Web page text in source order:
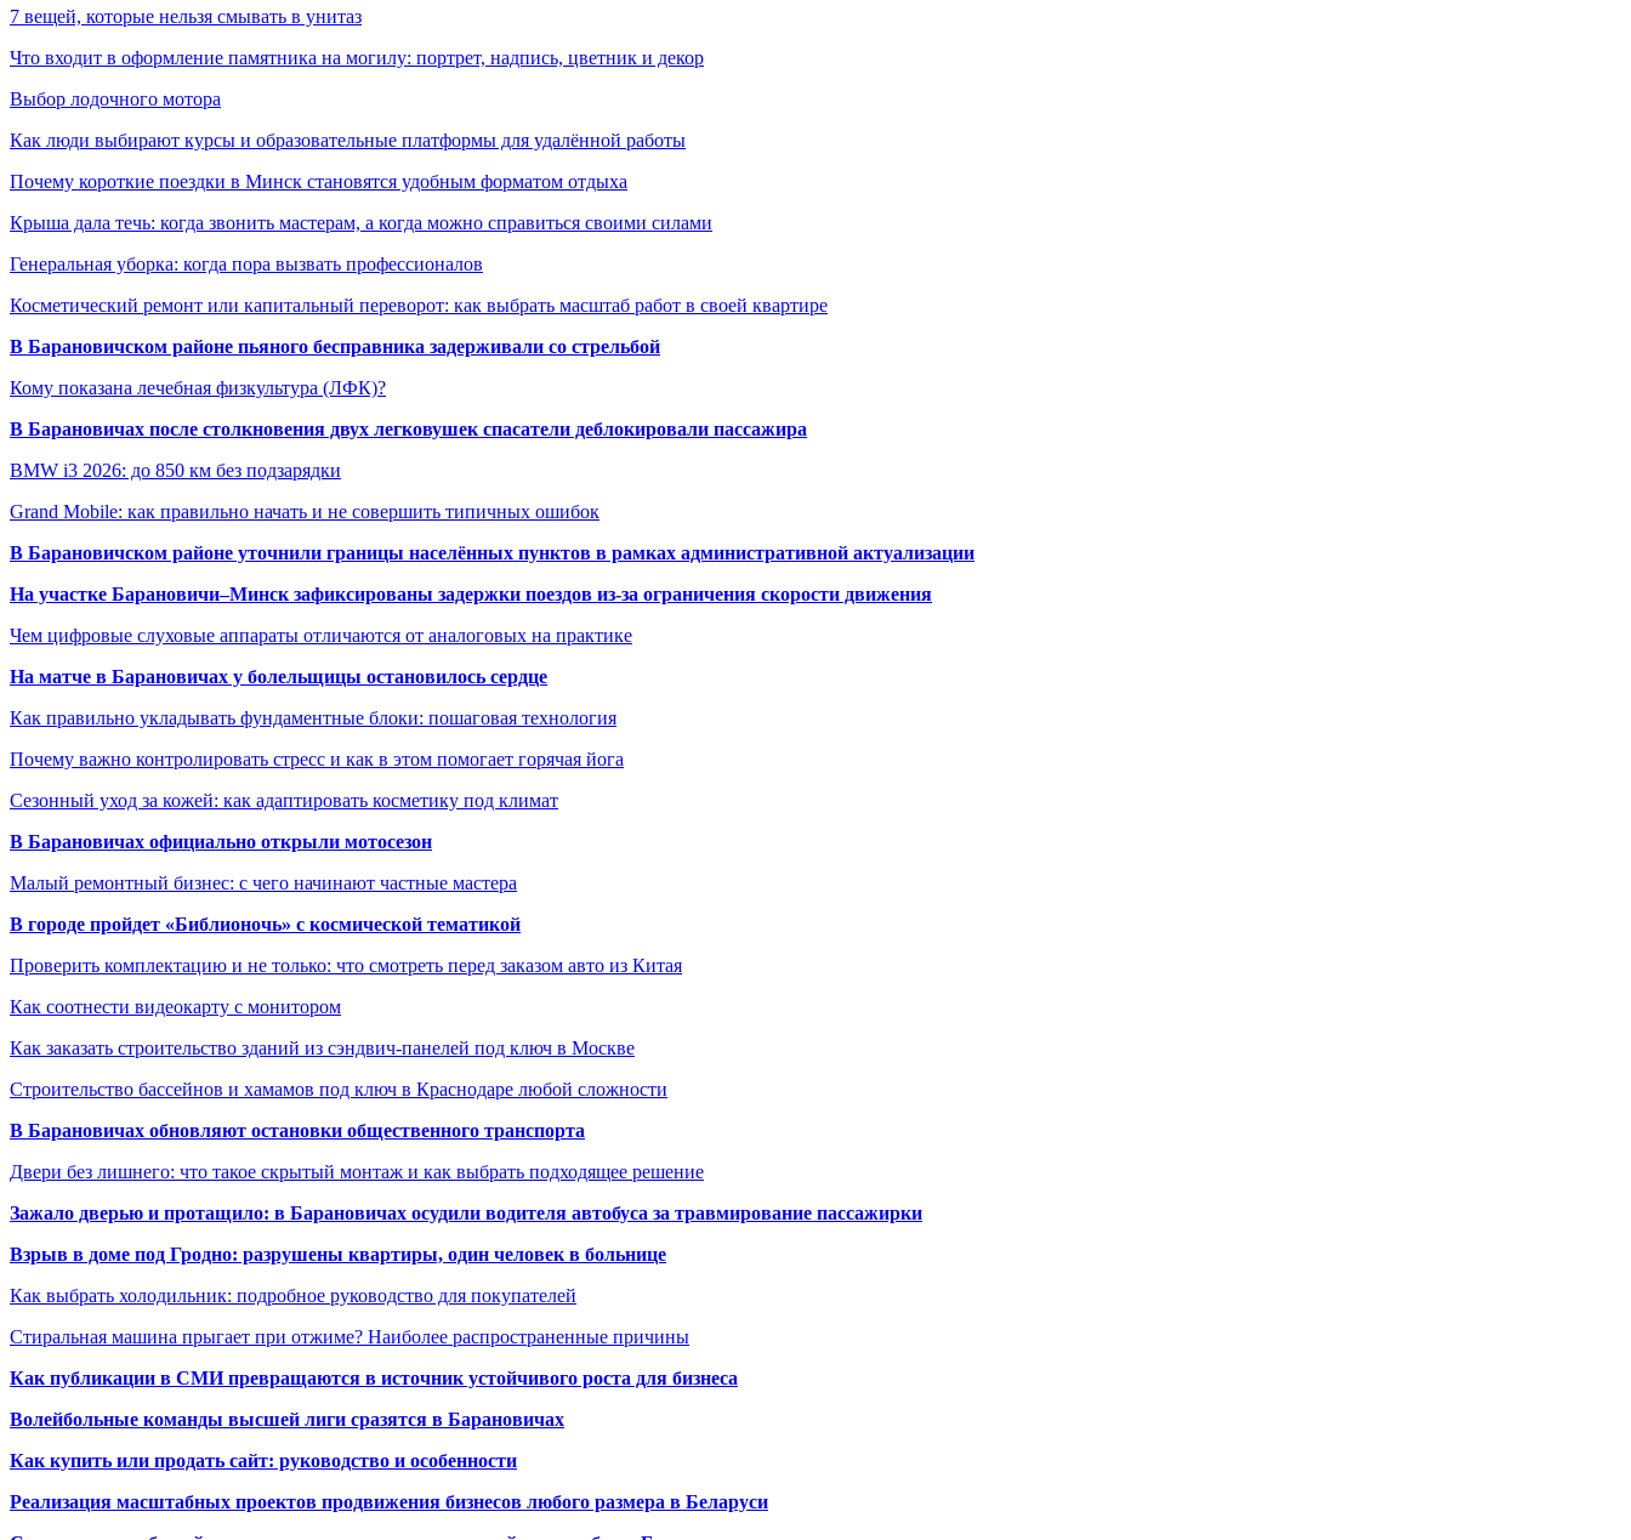
7 вещей, которые нельзя смывать в унитаз
Что входит в оформление памятника на могилу: портрет, надпись, цветник и декор
Выбор лодочного мотора
Как люди выбирают курсы и образовательные платформы для удалённой работы
Почему короткие поездки в Минск становятся удобным форматом отдыха
Крыша дала течь: когда звонить мастерам, а когда можно справиться своими силами
Генеральная уборка: когда пора вызвать профессионалов
Косметический ремонт или капитальный переворот: как выбрать масштаб работ в своей квартире
В Барановичском районе пьяного бесправника задерживали со стрельбой
Кому показана лечебная физкультура (ЛФК)?
В Барановичах после столкновения двух легковушек спасатели деблокировали пассажира
BMW i3 2026: до 850 км без подзарядки
Grand Mobile: как правильно начать и не совершить типичных ошибок
В Барановичском районе уточнили границы населённых пунктов в рамках административной актуализации
На участке Барановичи–Минск зафиксированы задержки поездов из-за ограничения скорости движения
Чем цифровые слуховые аппараты отличаются от аналоговых на практике
На матче в Барановичах у болельщицы остановилось сердце
Как правильно укладывать фундаментные блоки: пошаговая технология
Почему важно контролировать стресс и как в этом помогает горячая йога
Сезонный уход за кожей: как адаптировать косметику под климат
В Барановичах официально открыли мотосезон
Малый ремонтный бизнес: с чего начинают частные мастера
В городе пройдет «Библионочь» с космической тематикой
Проверить комплектацию и не только: что смотреть перед заказом авто из Китая
Как соотнести видеокарту с монитором
Как заказать строительство зданий из сэндвич-панелей под ключ в Москве
Строительство бассейнов и хамамов под ключ в Краснодаре любой сложности
В Барановичах обновляют остановки общественного транспорта
Двери без лишнего: что такое скрытый монтаж и как выбрать подходящее решение
Зажало дверью и протащило: в Барановичах осудили водителя автобуса за травмирование пассажирки
Взрыв в доме под Гродно: разрушены квартиры, один человек в больнице
Как выбрать холодильник: подробное руководство для покупателей
Стиральная машина прыгает при отжиме? Наиболее распространенные причины
Как публикации в СМИ превращаются в источник устойчивого роста для бизнеса
Волейбольные команды высшей лиги сразятся в Барановичах
Как купить или продать сайт: руководство и особенности
Реализация масштабных проектов продвижения бизнесов любого размера в Беларуси